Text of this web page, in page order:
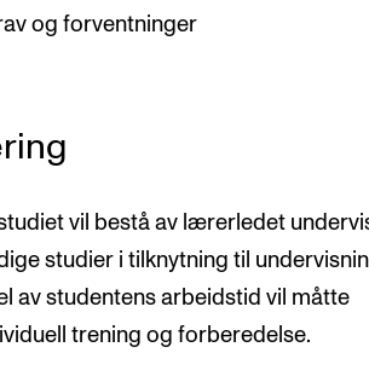
og forventninger
vil bestå av lærerledet
studier i tilknytning til
av studentens arbeidstid vil måtte
trening og forberedelse.